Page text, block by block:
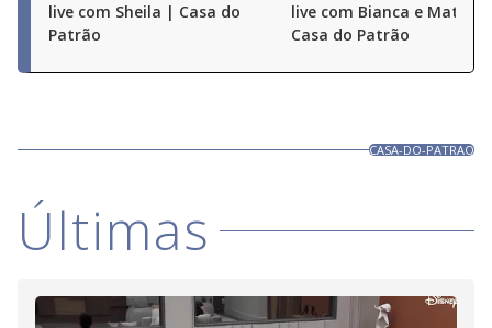
live com Sheila | Casa do
Patrão
live com Bianca e
Casa do Patrão
CASA-DO-PATRAO
Últimas